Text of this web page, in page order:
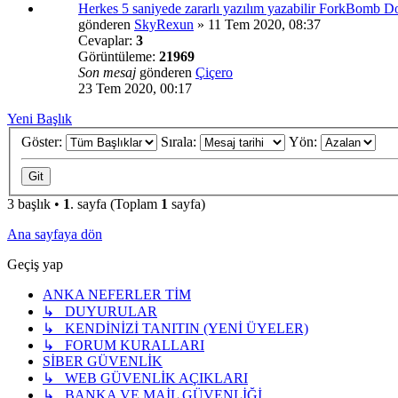
Herkes 5 saniyede zararlı yazılım yazabilir ForkBomb
gönderen SkyRexun » 11 Tem 2020, 08:37
Cevaplar: 3
Görüntüleme: 21969
Son mesaj gönderen Çiçero
23 Tem 2020, 00:17
Yeni Başlık
Göster:
Sırala: Yön:
3 başlık • 1. sayfa (Toplam 1 sayfa)
Ana sayfaya dön
Geçiş yap
ANKA NEFERLER TİM
↳ DUYURULAR
↳ KENDİNİZİ TANITIN (YENİ ÜYELER)
↳ FORUM KURALLARI
SİBER GÜVENLİK
↳ WEB GÜVENLİK AÇIKLARI
↳ BANKA VE MAİL GÜVENLİĞİ